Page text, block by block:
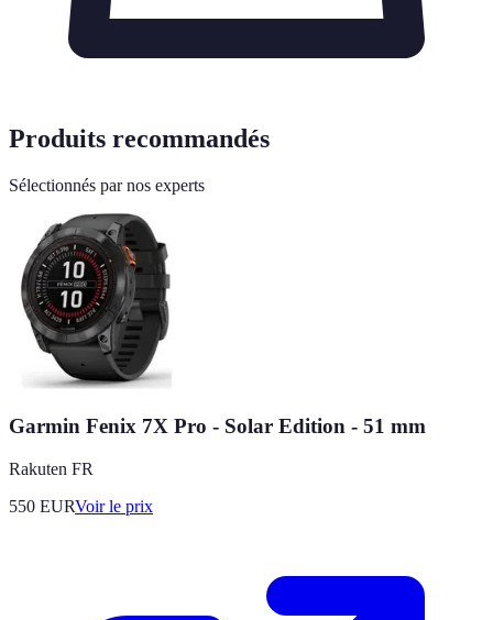
Produits recommandés
Sélectionnés par nos experts
Garmin Fenix 7X Pro - Solar Edition - 51 mm
Rakuten FR
550 EURVoir le prix